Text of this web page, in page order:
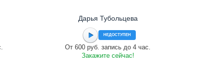
Дарья Тубольцева
НЕДОСТУПЕН
От 600 руб. запись до 4 час.
Закажите сейчас!